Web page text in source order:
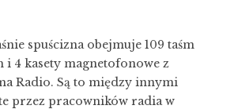
spuścizna obejmuje 109 taśm
i 4 kasety magnetofonowe z
Radio. Są to między innymi
przez pracowników radia w